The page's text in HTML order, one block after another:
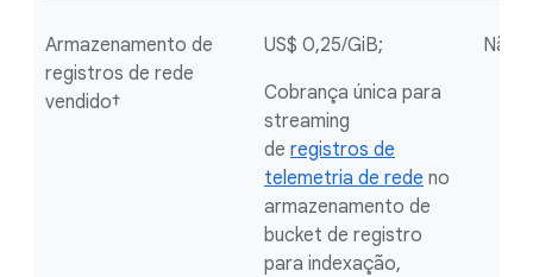
Armazenamento de
registros de rede
vendido†
US$ 0,25/GiB;
Cobrança única para
streaming
de registros de
telemetria de rede no
armazenamento de
bucket de registro
para indexação,
Não